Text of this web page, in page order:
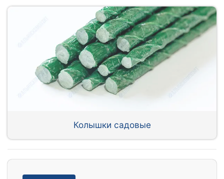
Колышки садовые